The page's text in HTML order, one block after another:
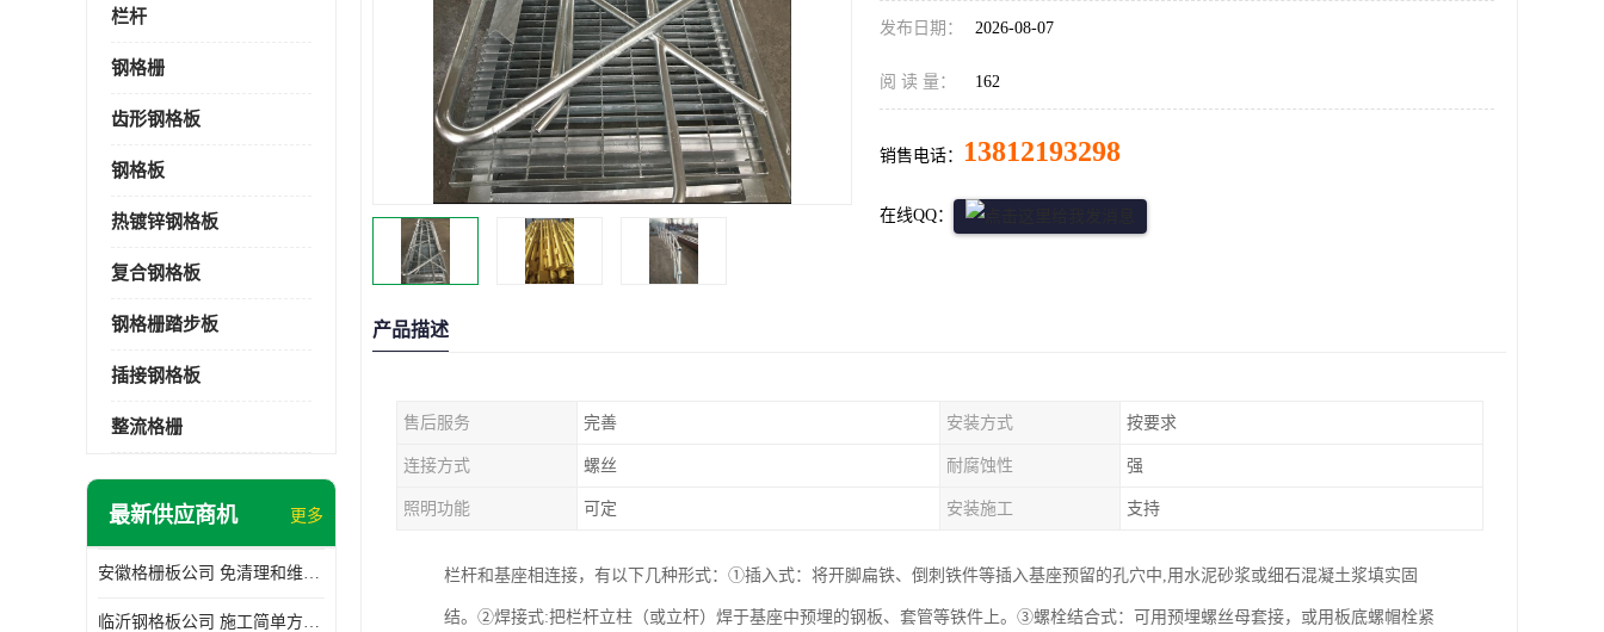
栏杆
钢格栅
齿形钢格板
钢格板
热镀锌钢格板
复合钢格板
钢格栅踏步板
插接钢格板
整流格栅
最新供应商机 更多
安徽格栅板公司 免清理和维护 安装需要人工少
临沂钢格板公司 施工简单方便 通风好 减少风阻
发布日期： 2026-08-07
阅 读 量： 162
销售电话： 13812193298
在线QQ：
产品描述
售后服务 完善 安装方式 按要求
连接方式 螺丝 耐腐蚀性 强
照明功能 可定 安装施工 支持
栏杆和基座相连接，有以下几种形式：①插入式：将开脚扁铁、倒刺铁件等插入基座预留的孔穴中,用水泥砂浆或细石混凝土浆填实固
结。②焊接式:把栏杆立柱（或立杆）焊于基座中预埋的钢板、套管等铁件上。③螺栓结合式：可用预埋螺丝母套接，或用板底螺帽栓紧